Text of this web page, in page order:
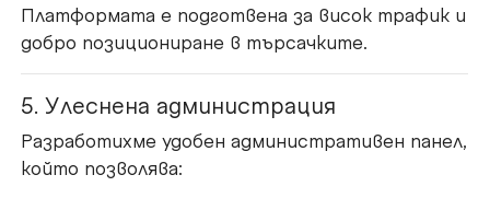
Платформата е подготвена за висок трафик и
добро позициониране в търсачките.
5. Улеснена администрация
Разработихме удобен административен панел,
който позволява: